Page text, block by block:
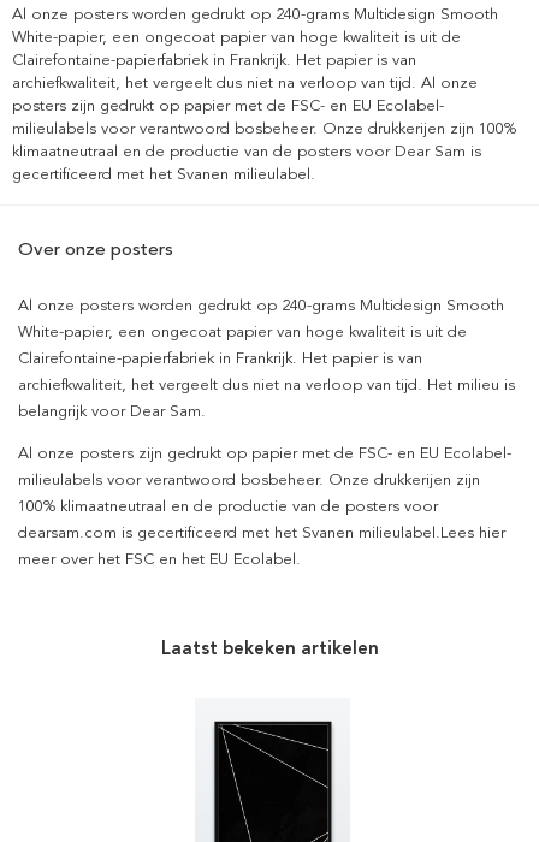
Al onze posters worden gedrukt op 240-grams Multidesign Smooth
White-papier, een ongecoat papier van hoge kwaliteit is uit de
Clairefontaine-papierfabriek in Frankrijk. Het papier is van
archiefkwaliteit, het vergeelt dus niet na verloop van tijd. Al onze
posters zijn gedrukt op papier met de FSC- en EU Ecolabel-
milieulabels voor verantwoord bosbeheer. Onze drukkerijen zijn 100%
klimaatneutraal en de productie van de posters voor Dear Sam is
gecertificeerd met het Svanen milieulabel.
Over onze posters
Al onze posters worden gedrukt op 240-grams Multidesign Smooth
White-papier, een ongecoat papier van hoge kwaliteit is uit de
Clairefontaine-papierfabriek in Frankrijk. Het papier is van
archiefkwaliteit, het vergeelt dus niet na verloop van tijd. Het milieu is
belangrijk voor Dear Sam.
Al onze posters zijn gedrukt op papier met de FSC- en EU Ecolabel-
milieulabels voor verantwoord bosbeheer. Onze drukkerijen zijn
100% klimaatneutraal en de productie van de posters voor
dearsam.com is gecertificeerd met het Svanen milieulabel.Lees hier
meer over het FSC en het EU Ecolabel.
Laatst bekeken artikelen